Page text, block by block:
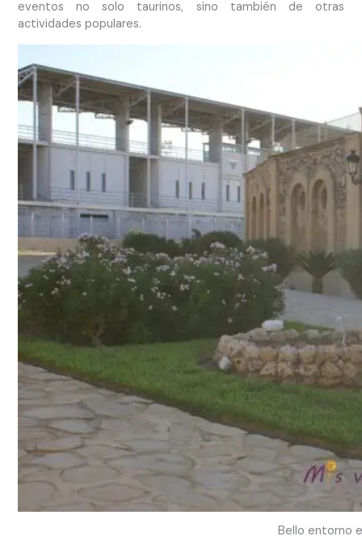
eventos no solo taurinos, sino también de otras
actividades populares.
Bello entorno